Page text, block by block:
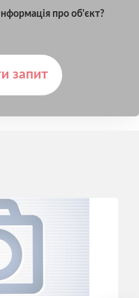
про об'єкт?
запит